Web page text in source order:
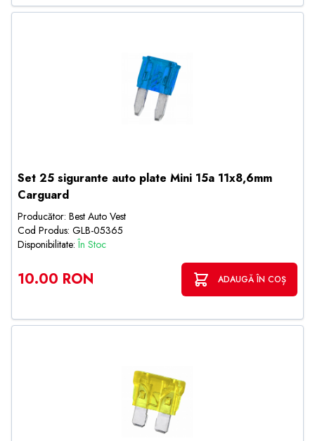
Set 25 sigurante auto plate Mini 15a 11x8,6mm
Carguard
Producător: Best Auto Vest
Cod Produs: GLB-05365
Disponibilitate:În Stoc
10.00 RON ADAUGĂ ÎN COȘ